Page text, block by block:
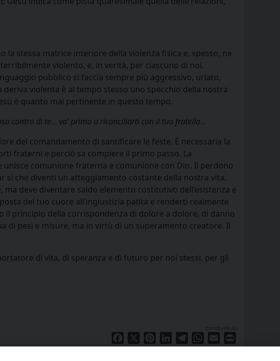
la stessa matrice interiore della violenza fisica e, spesso, ne
violento, e, in verità, per ciascuno di noi.
pubblico si faccia sempre più aggressivo, urlato,
violenta è al tempo stesso uno specchio della nostra
è quanto mai pertinente in questo tempo.
contro di te… va’ prima a riconciliarti con il tuo fratello…
del comandamento di santificare le feste. È necessaria la
fraterni e perciò sa compiere il primo passo. La
comunione fraterna e comunione con Dio. Il perdono
sì che diventi un atteggiamento costante della nostra vita.
deve diventare saldo elemento costitutivo dell’esistenza e
del tuo cuore all’ingiustizia patita e renderti realmente
il principio della corrispondenza di dolore a dolore, di danno
di pesi e misure, ma in virtù di un superamento creatore. Il
di vita, di speranza e di futuro per noi stessi, per gli
condividi su
Facebook PinterestLinkedInTelegramWhatsApp
Email